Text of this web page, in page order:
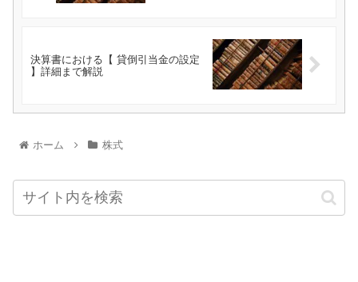
決算書における【 貸倒引当金の設定
】詳細まで解説
ホーム 株式